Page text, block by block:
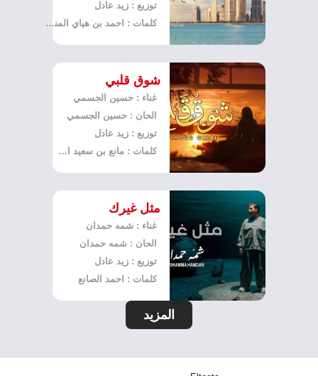
توزيع : زيد عادل
كلمات : احمد بن هياي المنصوري
شوق قلبي
غناء : حسين الجسمي
الحان : حسين الجسمي
توزيع : زيد عادل
كلمات : مانع بن سعيد العتيبة
مثل غيرك
غناء : شمه حمدان
الحان : شمه حمدان
توزيع : زيد عادل
كلمات : احمد الصانع
المزيد